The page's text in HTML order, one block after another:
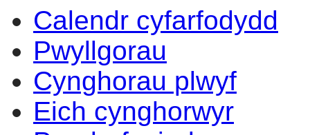
Calendr cyfarfodydd
Pwyllgorau
Cynghorau plwyf
Eich cynghorwyr